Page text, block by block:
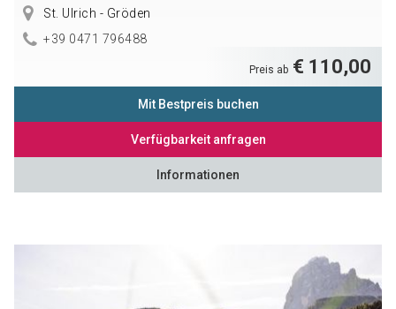
St. Ulrich - Gröden
+39 0471 796488
Preis ab € 110,00
Mit Bestpreis buchen
Verfügbarkeit anfragen
Informationen